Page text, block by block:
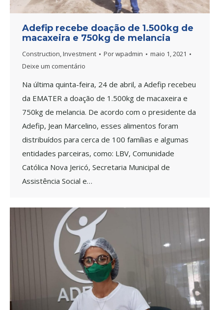
Adefip recebe doação de 1.500kg de
macaxeira e 750kg de melancia
Construction,Investment Porwpadmin
maio 1, 2021
Deixe um comentário
Na última quinta-feira, 24 de abril, a Adefip recebeu
da EMATER a doação de 1.500kg de macaxeira e
750kg de melancia. De acordo com o presidente da
Adefip, Jean Marcelino, esses alimentos foram
distribuídos para cerca de 100 famílias e algumas
entidades parceiras, como: LBV, Comunidade
Católica Nova Jericó, Secretaria Municipal de
Assistência Social e…